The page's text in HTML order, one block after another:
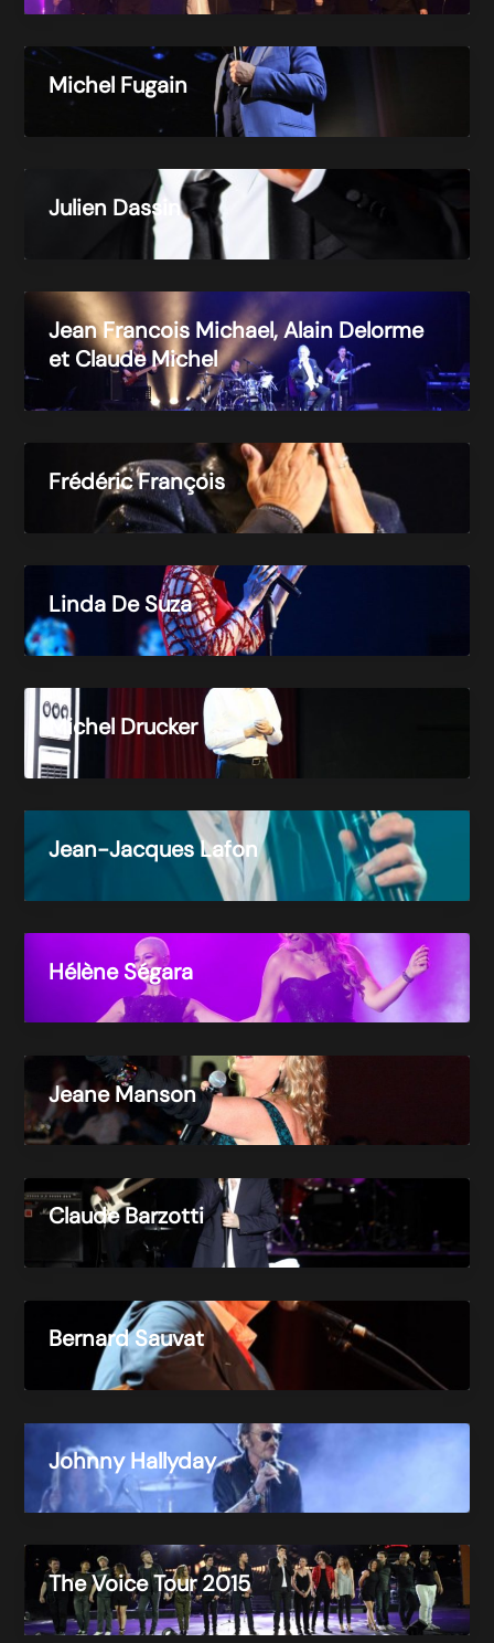
Michel Fugain
Julien Dassin
Jean Francois Michael, Alain Delorme
et Claude Michel
Frédéric François
Linda De Suza
Michel Drucker
Jean-Jacques Lafon
Hélène Ségara
Jeane Manson
Claude Barzotti
Bernard Sauvat
Johnny Hallyday
The Voice Tour 2015